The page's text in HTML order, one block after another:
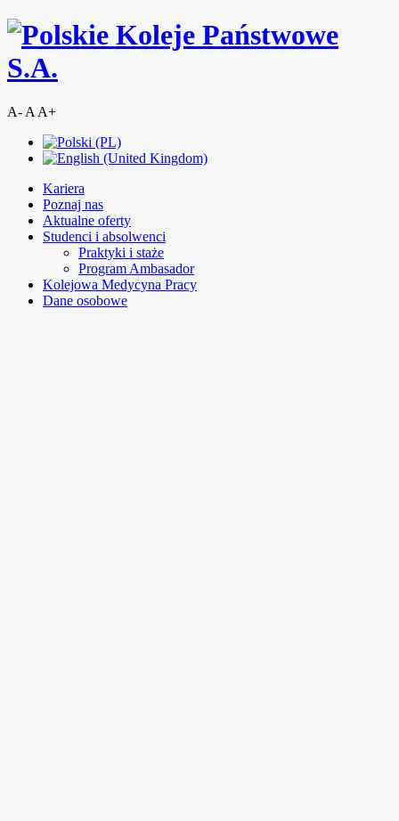
A- A A+
Kariera
Poznaj nas
Aktualne oferty
Studenci i absolwenci
Praktyki i staże
Program Ambasador
Kolejowa Medycyna Pracy
Dane osobowe